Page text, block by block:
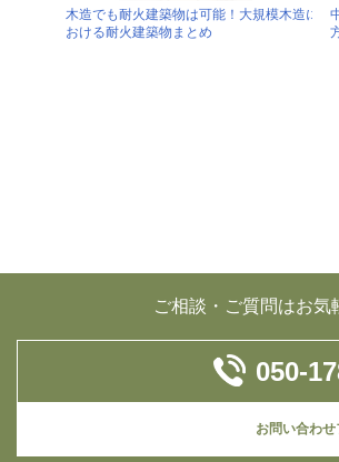
木造でも耐火建築物は可能！大規模木造に
おける耐火建築物まとめ
ご相談・ご質問はお気
050-
お問い合わせ